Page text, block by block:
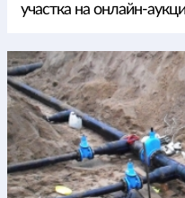
участка на онлайн-